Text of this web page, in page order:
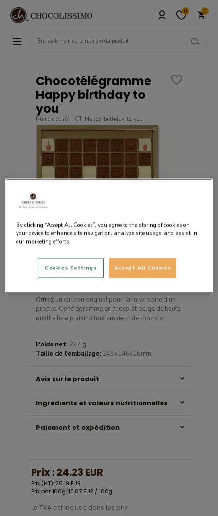
0 0
Chocotélégramme
Happy birthday to
you
Numéro de réf. : CT_Happy_birthday_to_you
Offrez un cadeau original pour l’anniversaire d’un
proche. Ce télégramme en chocolat belge de haute
qualité fera plaisir à tout amateur de chocolat.
Poids net: 227 g
Taille de l'emballage: 245x145x15mm
Avis sur le produit
Ingrédients et valeurs nutritionnelles
Paiement et expédition
Prix :24.23 EUR
Prix (HT): 20.19 EUR
Prix par 100g: 10.67 EUR / 100g
La TVA est incluse dans les prix.
By clicking “Accept All Cookies”, you agree to the storing of cookies on
your device to enhance site navigation, analyze site usage, and assist in
our marketing efforts.
Accept All Cookies
Cookies Settings